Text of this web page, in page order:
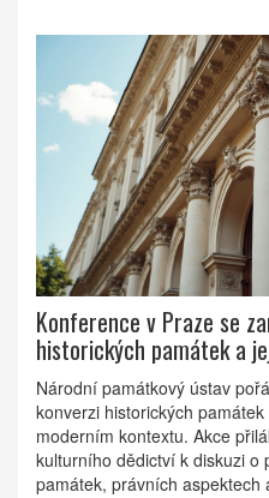
Konference v Praze se
historických památek a
Národní památkový ústav
konverzi historických
moderním kontextu. Akce
kulturního dědictví k diskuzi o
památek, právních aspektech